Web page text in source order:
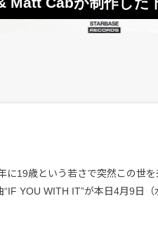
に19歳という若さで突然この世
“IF YOU WITH IT”が本日4月9日